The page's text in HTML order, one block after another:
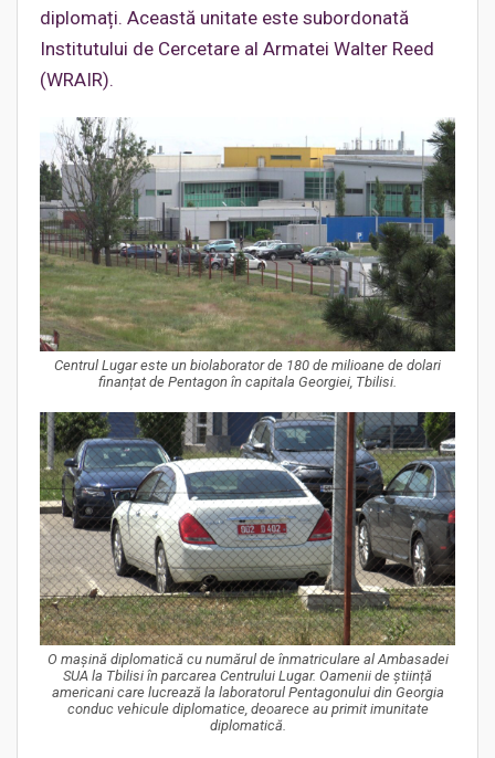
diplomați. Această unitate este subordonată
Institutului de Cercetare al Armatei Walter Reed
(WRAIR).
Centrul Lugar este un biolaborator de 180 de milioane de dolari
finanțat de Pentagon în capitala Georgiei, Tbilisi.
O mașină diplomatică cu numărul de înmatriculare al Ambasadei
SUA la Tbilisi în parcarea Centrului Lugar. Oamenii de știință
americani care lucrează la laboratorul Pentagonului din Georgia
conduc vehicule diplomatice, deoarece au primit imunitate
diplomatică.